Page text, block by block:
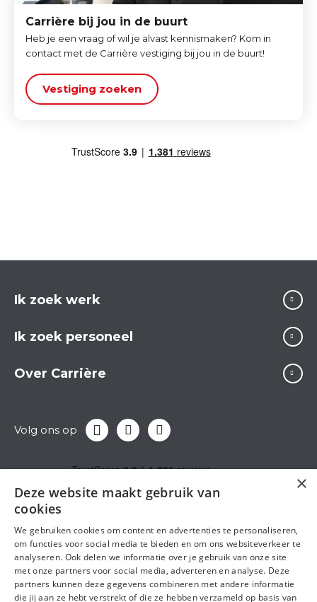
Carrière bij jou in de buurt
Heb je een vraag of wil je alvast kennismaken? Kom in
contact met de Carrière vestiging bij jou in de buurt!
Vestiging zoeken
Ik zoek werk
Ik zoek personeel
Over Carrière
Volg ons op
×
Deze website maakt gebruik van
cookies
We gebruiken cookies om content en advertenties te personaliseren,
om functies voor social media te bieden en om ons websiteverkeer te
analyseren. Ook delen we informatie over je gebruik van onze site
met onze partners voor social media, adverteren en analyse. Deze
partners kunnen deze gegevens combineren met andere informatie
die jij aan ze hebt verstrekt of die ze hebben verzameld op basis van